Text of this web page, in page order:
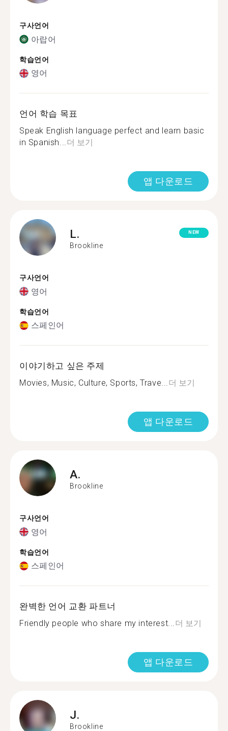
구사언어
아랍어
학습언어
영어
언어 학습 목표
Speak English language perfect and learn basic
in Spanish...더 보기
앱 다운로드
L.
Brookline
NEW
구사언어
영어
학습언어
스페인어
이야기하고 싶은 주제
Movies, Music, Culture, Sports, Trave...더 보기
앱 다운로드
A.
Brookline
구사언어
영어
학습언어
스페인어
완벽한 언어 교환 파트너
Friendly people who share my interest...더 보기
앱 다운로드
J.
Brookline